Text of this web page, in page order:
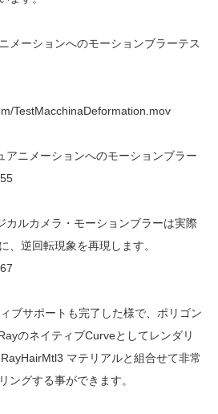
メーションへのモーションブラーテス
TestMacchinaDeformation.mov
アニメーションへのモーションブラー
カルカメラ・モーションブラーは実際
、逆回転現象を再現します。
ブサポートも完了した様で、ポリゴン
のネイティブCurveとしてレンダリ
マテリアルと組合せて非常
ングする事ができます。